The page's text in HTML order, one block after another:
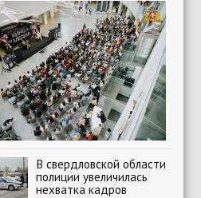
В свердловской области
полиции увеличилась
нехватка кадров